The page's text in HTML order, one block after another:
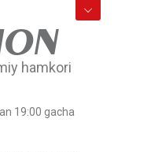
hamkori
19:00 gacha